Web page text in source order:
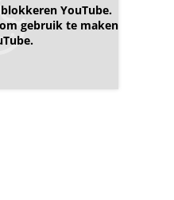
YouTube.
gebruik te maken